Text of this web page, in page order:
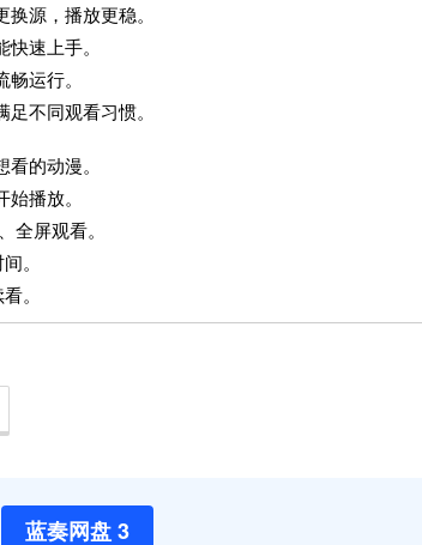
源，播放更稳。
速上手。
运行。
不同观看习惯。
的动漫。
播放。
屏观看。
。
。
蓝奏网盘 3